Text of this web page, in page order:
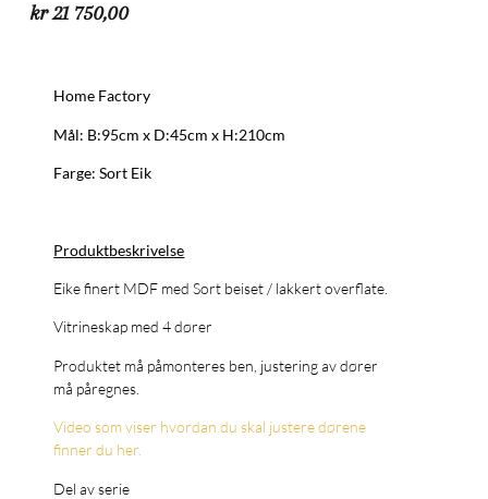
kr21 750,00
Home Factory
Mål: B:95cm x D:45cm x H:210cm
Farge: Sort Eik
Produktbeskrivelse
Eike finert MDF med Sort beiset / lakkert overflate.
Vitrineskap med 4 dører
Produktet må påmonteres ben, justering av dører
må påregnes.
Video som viser hvordan du skal justere dørene
finner du her.
Del av serie